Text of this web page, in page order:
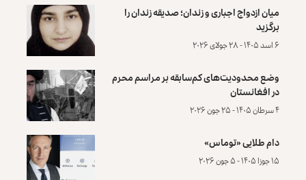
میان ازدواج اجباری و زندان؛ صدیقه زندان را
برگزید
۶ اسد ۱۴۰۵ - ۲۸ جولای ۲۰۲۶
وضع محدودیت‌های کم‌سابقه بر مراسم محرم
در افغانستان
۴ سرطان ۱۴۰۵ - ۲۵ جون ۲۰۲۶
دام طلایی «توماس»
۱۵ جوزا ۱۴۰۵ - ۵ جون ۲۰۲۶